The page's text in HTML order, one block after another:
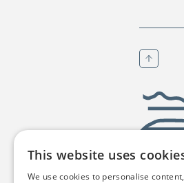
This website uses
We use cookies to personalise